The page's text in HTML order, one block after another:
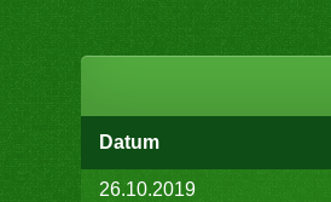
Datum
26.10.2019